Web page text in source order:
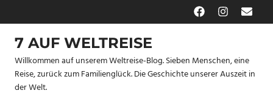
Inhalt
springen
FacebookInstagram
E-
Mail
7 AUF WELTREISE
Willkommen auf unserem Weltreise-Blog. Sieben Menschen, eine
Reise, zurück zum Familienglück. Die Geschichte unserer Auszeit in
der Welt.